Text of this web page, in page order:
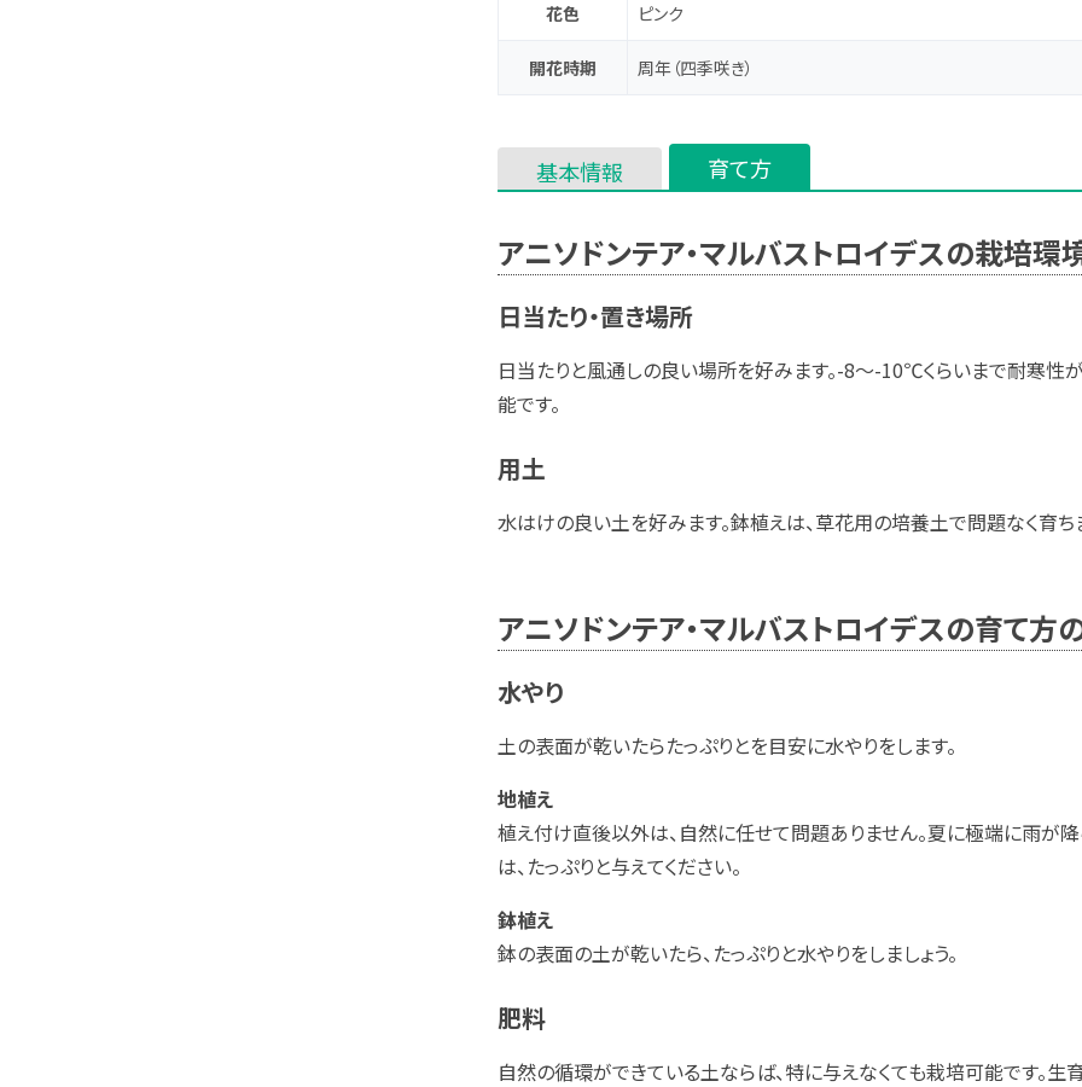
花色 ピンク
開花時期 周年（四季咲き）
基本情報 育て方
アニソドンテア・マルバストロイデスの栽培環
日当たり・置き場所
日当たりと風通しの良い場所を好みます。-8～-10℃くらいまで耐寒性
能です。
用土
水はけの良い土を好みます。鉢植えは、草花用の培養土で問題なく育ち
アニソドンテア・マルバストロイデスの育て方
水やり
土の表面が乾いたらたっぷりとを目安に水やりをします。
地植え
植え付け直後以外は、自然に任せて問題ありません。夏に極端に雨が
は、たっぷりと与えてください。
鉢植え
鉢の表面の土が乾いたら、たっぷりと水やりをしましょう。
肥料
自然の循環ができている土ならば、特に与えなくても栽培可能です。生